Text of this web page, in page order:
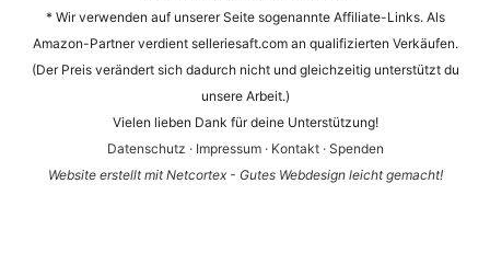
* Wir verwenden auf unserer Seite sogenannte Affiliate-Links. Als
Amazon-Partner verdient selleriesaft.com an qualifizierten Verkäufen.
(Der Preis verändert sich dadurch nicht und gleichzeitig unterstützt du
unsere Arbeit.)
Vielen lieben Dank für deine Unterstützung!
Datenschutz · Impressum· Kontakt· Spenden
Website erstellt mit Netcortex - Gutes Webdesign leicht gemacht!